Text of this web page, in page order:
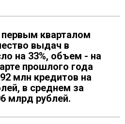
кварталом
выдач в
на 33%, объем - на
прошлого года
млн кредитов на
в среднем за
млрд рублей.